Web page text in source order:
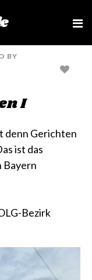
e
BY
I
denn Gerichten
ist das
Bayern
Bezirk